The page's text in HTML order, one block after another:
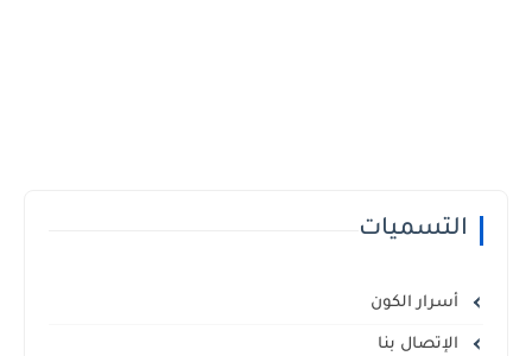
التسميات
أسرار الكون
الإتصال بنا